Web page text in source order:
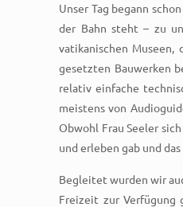
Unser Tag begann
der Bahn steht – zu
vatikanischen Museen,
gesetzten Bauwerken
relativ einfache
meistens von
Obwohl Frau Seeler
und erleben gab und
Begleitet wurden wir
Freizeit zur Verfügung